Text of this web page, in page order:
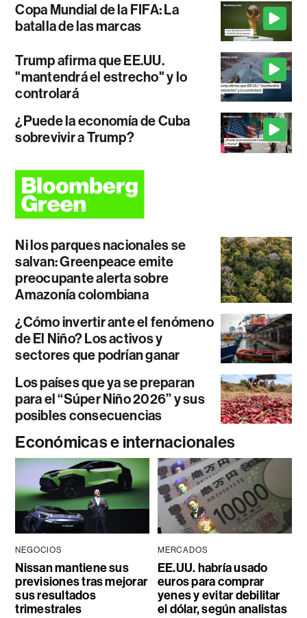
Copa Mundial de la FIFA: La
batalla de las marcas
Trump afirma que EE.UU.
"mantendrá el estrecho" y lo
controlará
¿Puede la economía de Cuba
sobrevivir a Trump?
Ni los parques nacionales se
salvan: Greenpeace emite
preocupante alerta sobre
Amazonía colombiana
¿Cómo invertir ante el fenómeno
de El Niño? Los activos y
sectores que podrían ganar
Los países que ya se preparan
para el “Súper Niño 2026” y sus
posibles consecuencias
Económicas e internacionales
NEGOCIOS
Nissan mantiene sus
previsiones tras mejorar
sus resultados
trimestrales
MERCADOS
EE.UU. habría usado
euros para comprar
yenes y evitar debilitar
el dólar, según analistas